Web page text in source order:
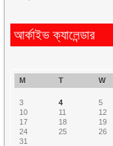
আর্কাইভ ক্যালেন্ডার
M T W
3
4 5
10
11 12
17
18 19
24
25 26
31